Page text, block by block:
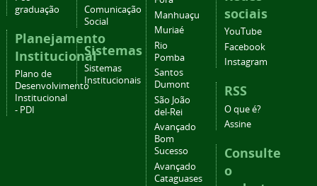
graduação
Planejamento
Institucional
Plano de
Desenvolvimento
Institucional
- PDI
Comunicação
Social
Sistemas
Sistemas
Institucionais
Manhuaçu
Muriaé
Rio
Pomba
Santos
Dumont
São João
del-Rei
Avançado
Bom
Sucesso
Avançado
Cataguases
sociais
YouTube
Facebook
Instagram
RSS
O que é?
Assine
Consulte
o